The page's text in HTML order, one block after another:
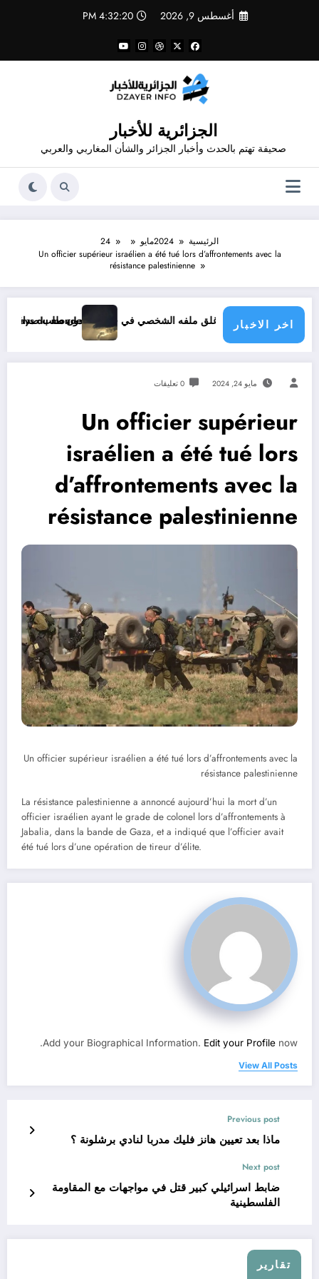
أغسطس 9, 2026 4:32:20 PM
الجزائرية للأخبار
صحيفة تهتم بالحدث وأخبار الجزائر والشأن المغاربي والعربي
الرئيسية 2024مايو
24
Un officier supérieur israélien a été tué lors d’affrontements avec la
résistance palestinienne
اخر الاخبار
في فيسبوك دون طلب صداقة .. الاطلاع على محتوى صفحة شخص اغلق ملفه الشخصي في فيسبوك دون طلب صداقة
les pays du monde
مايو 24, 2024 0 تعليقات
Un officier supérieur
israélien a été tué lors
d’affrontements avec la
résistance palestinienne
Un officier supérieur israélien a été tué lors d’affrontements avec la
résistance palestinienne
La résistance palestinienne a annoncé aujourd’hui la mort d’un
officier israélien ayant le grade de colonel lors d’affrontements à
Jabalia, dans la bande de Gaza, et a indiqué que l’officier avait
été tué lors d’une opération de tireur d’élite.
Add your Biographical Information. Edit your Profile now.
View All Posts
Previous post
ماذا بعد تعيين هانز فليك مدربا لنادي برشلونة ؟
Next post
ضابط اسرائيلي كبير قتل في مواجهات مع المقاومة
الفلسطينية
تقارير